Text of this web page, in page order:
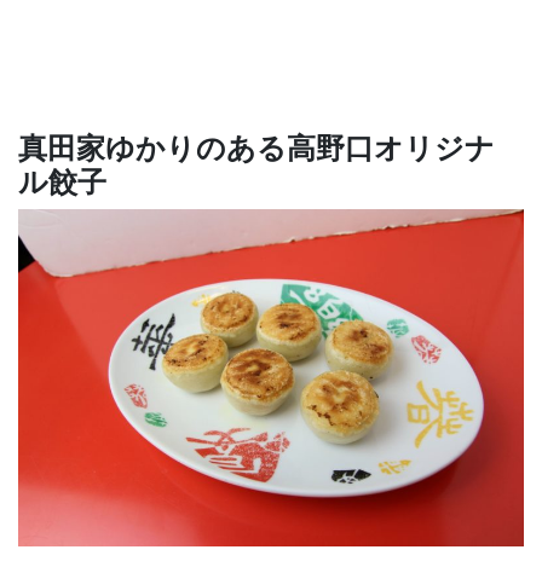
真田家ゆかりのある高野口オリジナ
ル餃子